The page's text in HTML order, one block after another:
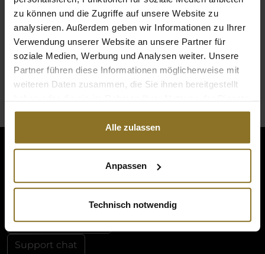
zu können und die Zugriffe auf unsere Website zu
analysieren. Außerdem geben wir Informationen zu Ihrer
Verwendung unserer Website an unsere Partner für
soziale Medien, Werbung und Analysen weiter. Unsere
Partner führen diese Informationen möglicherweise mit
weiteren Daten zusammen, die Sie ihnen bereitgestellt
gesammelt haben.
Alle zulassen
Anpassen
Technisch notwendig
Melde dich in deinem Konto an, um deine
vollständige Bestellhistorie einzusehen,
Bestellungen zu verfolgen oder eine
Rücksendung zu starten.
Einloggen
noblechairs
Montag bis Freitag zwischen 10 und 18 Uhr
Vertrag widerrufen
Support chat